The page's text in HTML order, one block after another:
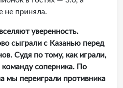
не приняла.
уверенность.
сыграли с Казанью перед
Судя по тому, как играли,
соперника. По
мы переиграли противника